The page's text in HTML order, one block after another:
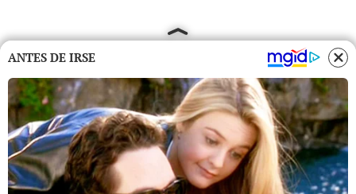
ANTES DE IRSE